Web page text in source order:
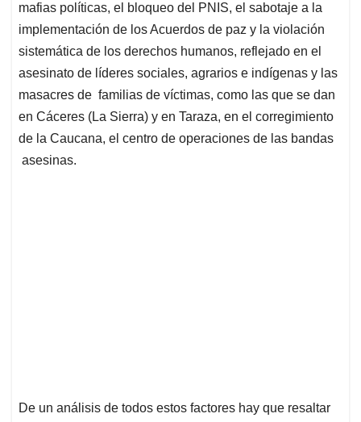
mafias políticas, el bloqueo del PNIS, el sabotaje a la
implementación de los Acuerdos de paz y la violación
sistemática de los derechos humanos, reflejado en el
asesinato de líderes sociales, agrarios e indígenas y las
masacres de familias de víctimas, como las que se dan
en Cáceres (La Sierra) y en Taraza, en el corregimiento
de la Caucana, el centro de operaciones de las bandas
asesinas.
De un análisis de todos estos factores hay que resaltar